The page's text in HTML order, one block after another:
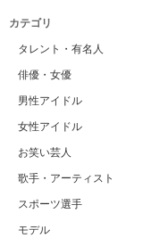
カテゴリ
タレント・有名人
俳優・女優
男性アイドル
女性アイドル
お笑い芸人
歌手・アーティスト
スポーツ選手
モデル